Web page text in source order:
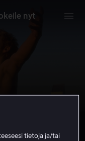
nyt
tietoja ja/tai